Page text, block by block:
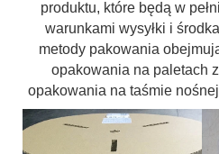
produktu, które będą w
warunkami wysyłki i
metody pakowania
opakowania na paletach
opakowania na taśmie